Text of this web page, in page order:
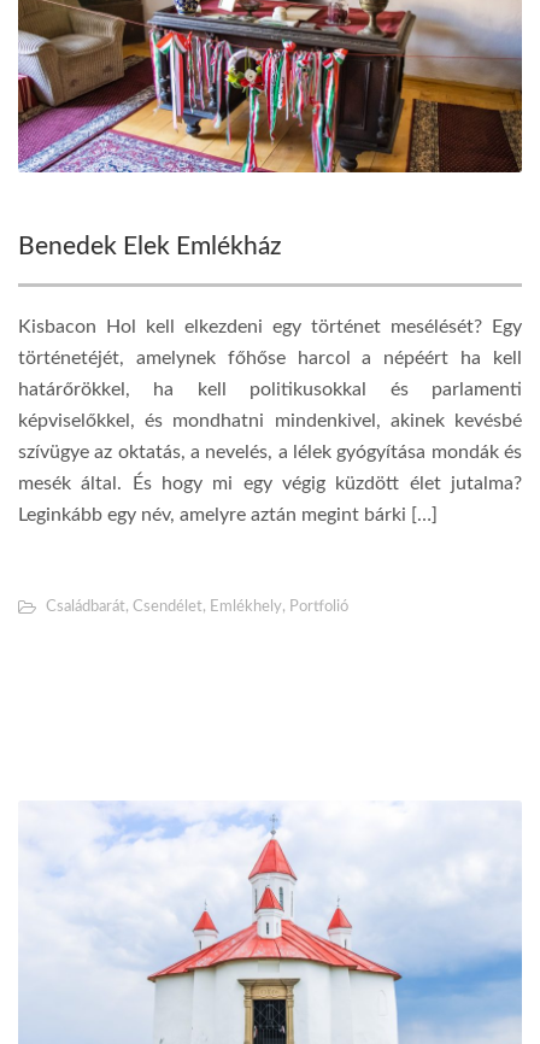
Benedek Elek Emlékház
Kisbacon Hol kell elkezdeni egy történet mesélését? Egy
történetéjét, amelynek főhőse harcol a népéért ha kell
határőrökkel, ha kell politikusokkal és parlamenti
képviselőkkel, és mondhatni mindenkivel, akinek kevésbé
szívügye az oktatás, a nevelés, a lélek gyógyítása mondák és
mesék által. És hogy mi egy végig küzdött élet jutalma?
Leginkább egy név, amelyre aztán megint bárki […]
Családbarát, Csendélet, Emlékhely, Portfolió